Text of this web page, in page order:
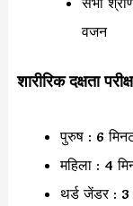
वजन
शारीरिक दक्षता
पुरुष : 6
महिला : 4
थर्ड जेंडर :